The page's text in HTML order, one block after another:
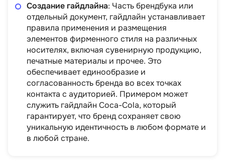
Создание гайдлайна: Часть брендбука или
отдельный документ, гайдлайн устанавливает
правила применения и размещения
элементов фирменного стиля на различных
носителях, включая сувенирную продукцию,
печатные материалы и прочее. Это
обеспечивает единообразие и
согласованность бренда во всех точках
контакта с аудиторией. Примером может
служить гайдлайн Coca-Cola, который
гарантирует, что бренд сохраняет свою
уникальную идентичность в любом формате и
в любой стране.